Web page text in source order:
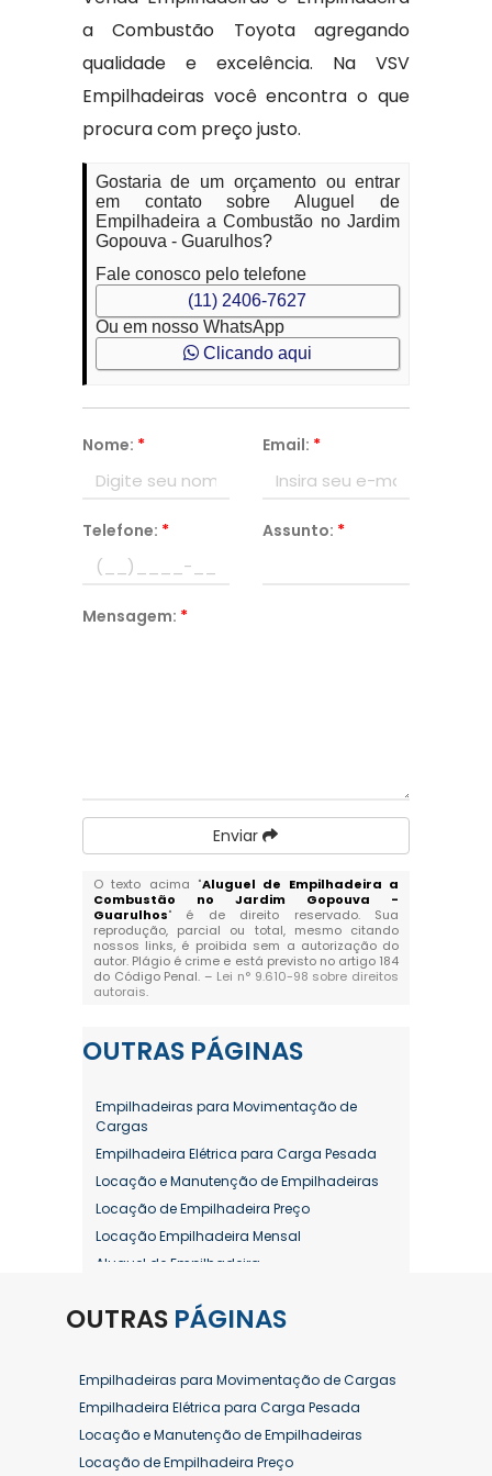
a Combustão Toyota agregando
qualidade e excelência. Na VSV
Empilhadeiras você encontra o que
procura com preço justo.
Gostaria de um orçamento ou entrar
em contato sobre Aluguel de
Empilhadeira a Combustão no Jardim
Gopouva - Guarulhos?
Fale conosco pelo telefone
(11) 2406-7627
Ou em nosso WhatsApp
Clicando aqui
Nome: * Email: *
Telefone: * Assunto: *
Mensagem: *
Enviar
O texto acima "Aluguel de Empilhadeira a
Combustão no Jardim Gopouva -
Guarulhos" é de direito reservado. Sua
reprodução, parcial ou total, mesmo citando
nossos links, é proibida sem a autorização do
autor. Plágio é crime e está previsto no artigo 184
do Código Penal. – Lei n° 9.610-98 sobre direitos
autorais.
OUTRAS PÁGINAS
Empilhadeiras para Movimentação de
Cargas
Empilhadeira Elétrica para Carga Pesada
Locação e Manutenção de Empilhadeiras
Locação de Empilhadeira Preço
Locação Empilhadeira Mensal
Aluguel de Empilhadeira
Aluguel de Empilhadeira Diária Valor
Aluguel de Empilhadeira Elétrica Preço
Aluguel de Empilhadeira Mensal
Aluguel de Empilhadeira Preço
Aluguel de Empilhadeira Valor
OUTRAS PÁGINAS
Empilhadeiras para Movimentação de Cargas
Empilhadeira Elétrica para Carga Pesada
Locação e Manutenção de Empilhadeiras
Locação de Empilhadeira Preço